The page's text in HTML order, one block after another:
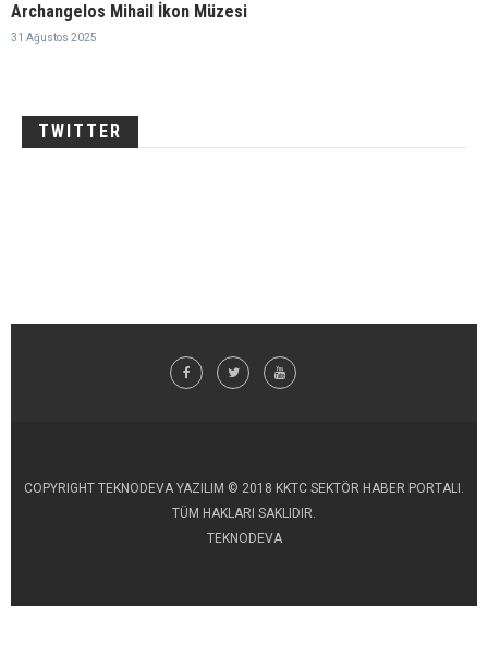
Archangelos Mihail İkon Müzesi
31 Ağustos 2025
TWITTER
COPYRIGHT TEKNODEVA YAZILIM © 2018 KKTC SEKTÖR HABER PORTALI.
TÜM HAKLARI SAKLIDIR.
TEKNODEVA